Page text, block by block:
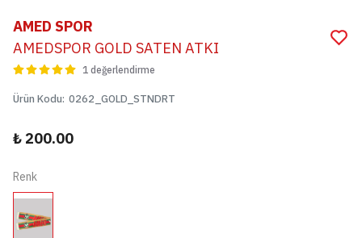
AMED SPOR
AMEDSPOR GOLD SATEN ATKI
1 değerlendirme
Ürün Kodu: 0262_GOLD_STNDRT
₺ 200.00
Renk